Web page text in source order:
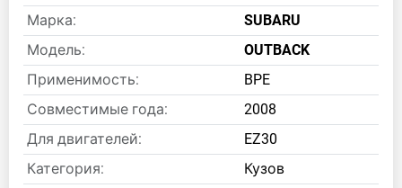
Марка:
SUBARU
Модель:
OUTBACK
Применимость:
BPE
Совместимые года:
2008
Для двигателей:
EZ30
Категория:
Кузов